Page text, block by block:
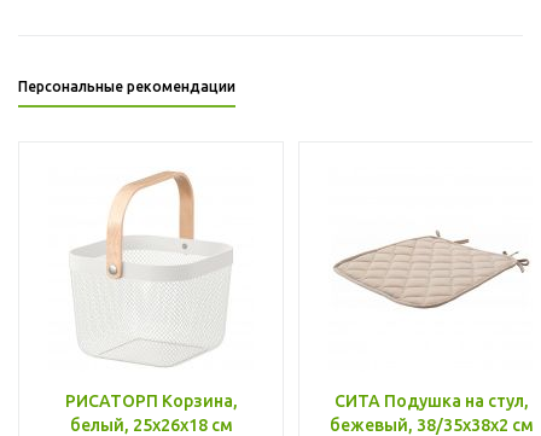
Персональные рекомендации
РИСАТОРП Корзина,
белый, 25x26x18 см
СИТА Подушка на стул,
бежевый, 38/35x38x2 см